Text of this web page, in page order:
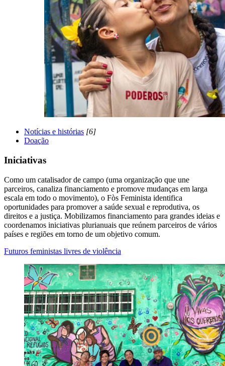
Notícias e histórias [6]
Doação
Iniciativas
Como um catalisador de campo (uma organização que une
parceiros, canaliza financiamento e promove mudanças em larga
escala em todo o movimento), o Fòs Feminista identifica
oportunidades para promover a saúde sexual e reprodutiva, os
direitos e a justiça. Mobilizamos financiamento para grandes ideias e
coordenamos iniciativas plurianuais que reúnem parceiros de vários
países e regiões em torno de um objetivo comum.
Futuros feministas livres de violência